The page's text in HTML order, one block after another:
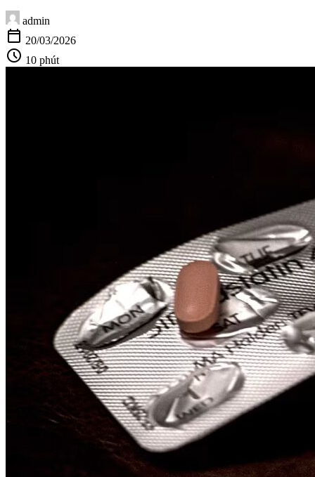
admin
calendar_today 20/03/2026
schedule 10 phút